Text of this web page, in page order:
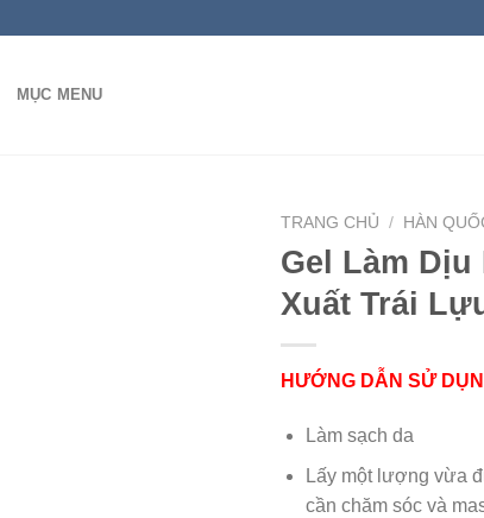
MỤC MENU
TRANG CHỦ / HÀN
Gel Làm Dịu
Xuất Trái
HƯỚNG DẪN SỬ
Làm sạch da
Lấy một lượng vừa
cần chăm sóc và